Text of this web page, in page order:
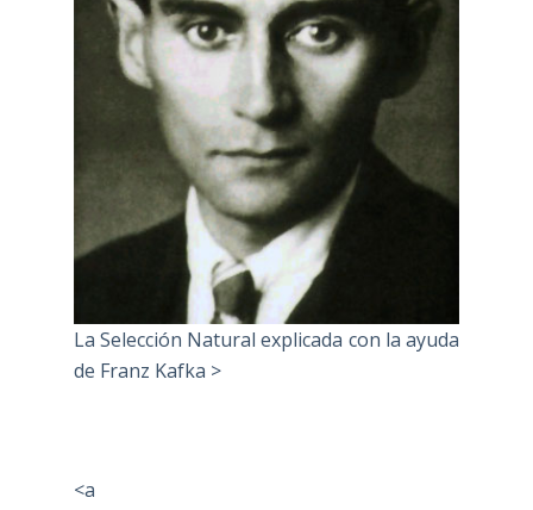
La Selección Natural explicada con la ayuda
de Franz Kafka >
<a